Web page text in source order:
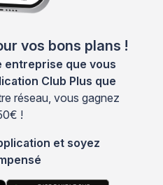
vos bons plans !
entreprise que vous
Club Plus que
réseau, vous gagnez
!
et soyez